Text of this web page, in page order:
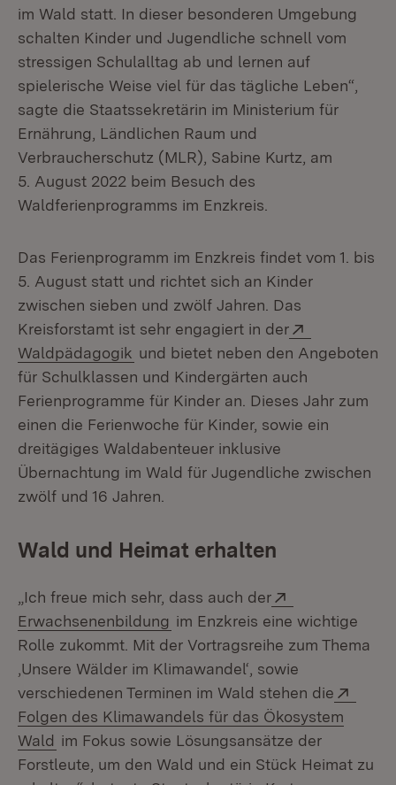
im Wald statt. In dieser besonderen Umgebung
schalten Kinder und Jugendliche schnell vom
stressigen Schulalltag ab und lernen auf
spielerische Weise viel für das tägliche Leben“,
sagte die Staatssekretärin im Ministerium für
Ernährung, Ländlichen Raum und
Verbraucherschutz (MLR), Sabine Kurtz, am
5. August 2022 beim Besuch des
Waldferienprogramms im Enzkreis.
Das Ferienprogramm im Enzkreis findet vom 1. bis
5. August statt und richtet sich an Kinder
zwischen sieben und zwölf Jahren. Das
Kreisforstamt ist sehr engagiert in der
Waldpädagogik (Öffnet in neuem Fenster)
und bietet neben den Angeboten
für Schulklassen und Kindergärten auch
Ferienprogramme für Kinder an. Dieses Jahr zum
einen die Ferienwoche für Kinder, sowie ein
dreitägiges Waldabenteuer inklusive
Übernachtung im Wald für Jugendliche zwischen
zwölf und 16 Jahren.
Wald und Heimat erhalten
„Ich freue mich sehr, dass auch der
Erwachsenenbildung (Öffnet in neuem Fenster)
im Enzkreis eine wichtige
Rolle zukommt. Mit der Vortragsreihe zum Thema
‚Unsere Wälder im Klimawandel‘, sowie
verschiedenen Terminen im Wald stehen die
Folgen des Klimawandels für das Ökosystem
Wald (Öffnet in neuem Fenster)
im Fokus sowie Lösungsansätze der
Forstleute, um den Wald und ein Stück Heimat zu